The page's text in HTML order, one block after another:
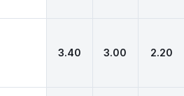
3.40 3.00 2.20